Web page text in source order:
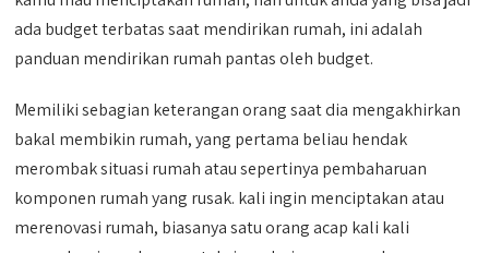
ada budget terbatas saat mendirikan rumah, ini adalah
panduan mendirikan rumah pantas oleh budget.
Memiliki sebagian keterangan orang saat dia mengakhirkan
bakal membikin rumah, yang pertama beliau hendak
merombak situasi rumah atau sepertinya pembaharuan
komponen rumah yang rusak. kali ingin menciptakan atau
merenovasi rumah, biasanya satu orang acap kali kali